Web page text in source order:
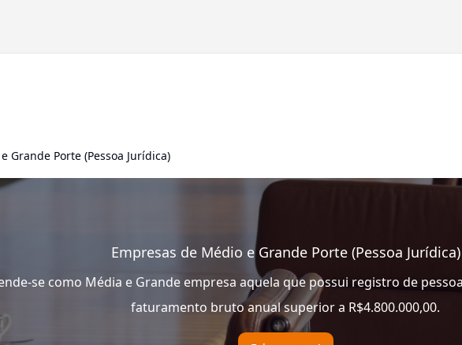
Grande Porte (Pessoa Jurídica)
Empresas de Médio e Grande Porte (Pessoa Jurídica)
se como Média e Grande empresa aquela que possui registro de
faturamento bruto anual superior a R$4.800.000,00.